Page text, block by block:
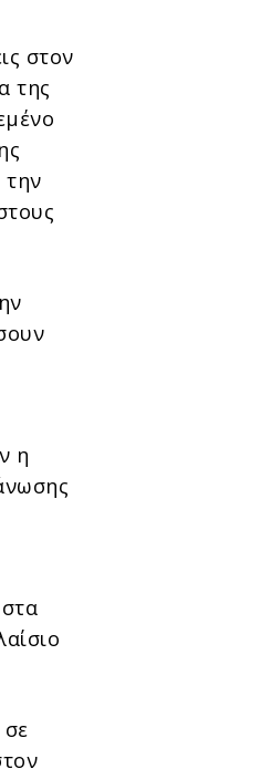
στον
της
την
η